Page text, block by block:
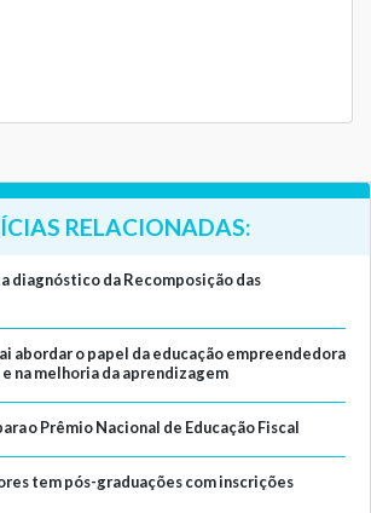
RELACIONADAS:
diagnóstico da Recomposição das
abordar o papel da educação empreendedora
na melhoria da aprendizagem
o Prêmio Nacional de Educação Fiscal
tem pós-graduações com inscrições